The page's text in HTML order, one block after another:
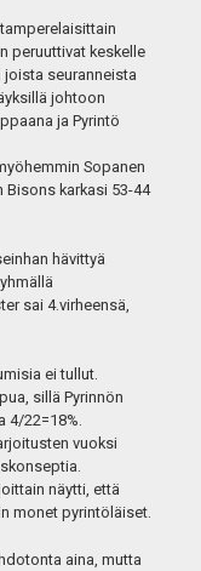
peruuttivat keskelle
seuranneista
johtoon
ja Pyrintö
Sopanen
Bisons karkasi 53-44
hävittyä
sai 4.virheensä,
ei tullut.
sillä Pyrinnön
4/22=18%.
vuoksi
näytti, että
monet pyrintöläiset.
aina, mutta